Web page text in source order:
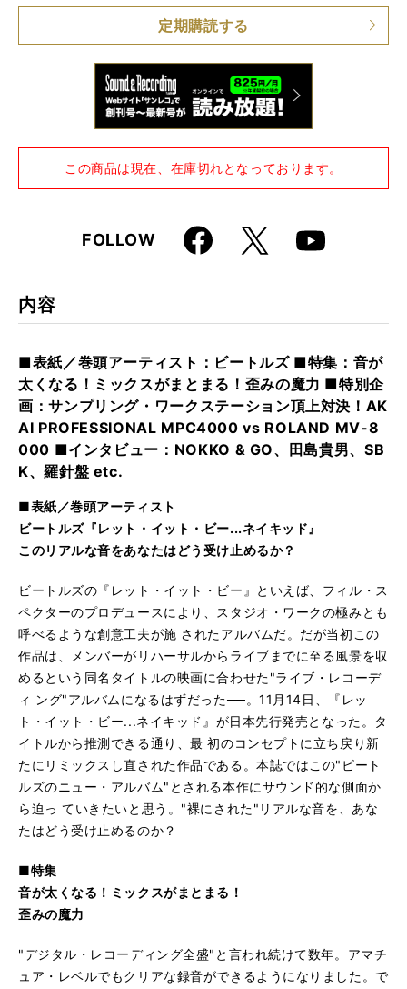
A4変形判 / 324ページ / 小冊子×2付き
定期購読する
この商品は現在、在庫切れとなっております。
FOLLOWFaceboo
k
X Youtube
内容
■表紙／巻頭アーティスト：ビートルズ ■特集：音が
太くなる！ミックスがまとまる！歪みの魔力 ■特別企
画：サンプリング・ワークステーション頂上対決！AK
AI PROFESSIONAL MPC4000 vs ROLAND MV-8
000 ■インタビュー：NOKKO & GO、田島貴男、SB
K、羅針盤 etc.
■表紙／巻頭アーティスト
ビートルズ『レット・イット・ビー...ネイキッド』
このリアルな音をあなたはどう受け止めるか？
ビートルズの『レット・イット・ビー』といえば、フィル・ス
ペクターのプロデュースにより、スタジオ・ワークの極みとも
呼べるような創意工夫が施 されたアルバムだ。だが当初この
作品は、メンバーがリハーサルからライブまでに至る風景を収
めるという同名タイトルの映画に合わせた"ライブ・レコーデ
ィ ング"アルバムになるはずだった──。11月14日、『レッ
ト・イット・ビー...ネイキッド』が日本先行発売となった。タ
イトルから推測できる通り、最 初のコンセプトに立ち戻り新
たにリミックスし直された作品である。本誌ではこの"ビート
ルズのニュー・アルバム"とされる本作にサウンド的な側面か
ら迫っ ていきたいと思う。"裸にされた"リアルな音を、あな
たはどう受け止めるのか？
■特集
音が太くなる！ミックスがまとまる！
歪みの魔力
"デジタル・レコーディング全盛"と言われ続けて数年。アマチ
ュア・レベルでもクリアな録音ができるようになりました。で